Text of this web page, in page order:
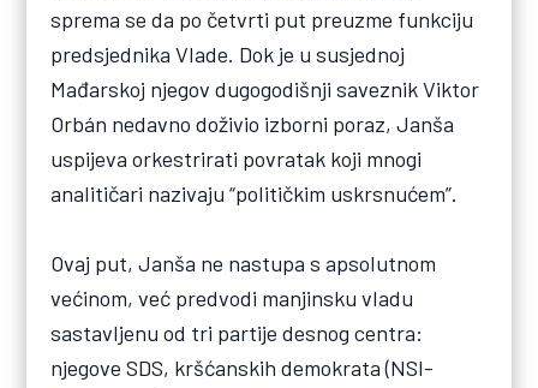
sprema se da po četvrti put preuzme funkciju
predsjednika Vlade. Dok je u susjednoj
Mađarskoj njegov dugogodišnji saveznik Viktor
Orbán nedavno doživio izborni poraz, Janša
uspijeva orkestrirati povratak koji mnogi
analitičari nazivaju “političkim uskrsnućem”.
Ovaj put, Janša ne nastupa s apsolutnom
većinom, već predvodi manjinsku vladu
sastavljenu od tri partije desnog centra:
njegove SDS, kršćanskih demokrata (NSI-